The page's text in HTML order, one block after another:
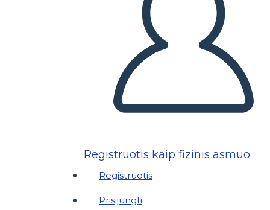
Registruotis kaip fizinis asmuo
Registruotis
Prisijungti